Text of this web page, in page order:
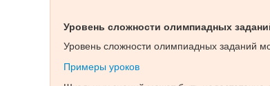
Уровень сложности олимпиадных
Уровень сложности олимпиадных заданий
Примеры уроков